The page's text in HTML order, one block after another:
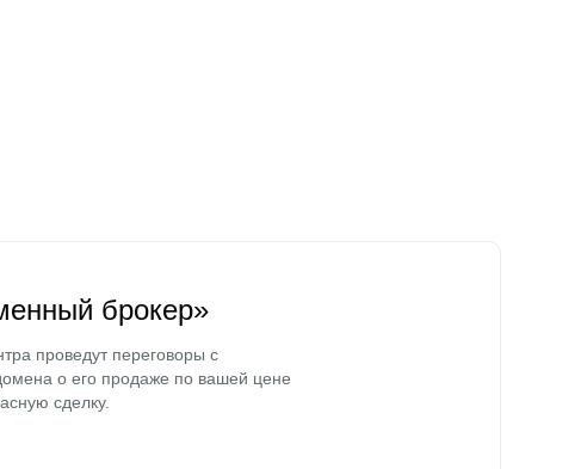
брокер»
проведут переговоры с
о его продаже по вашей цене
сделку.